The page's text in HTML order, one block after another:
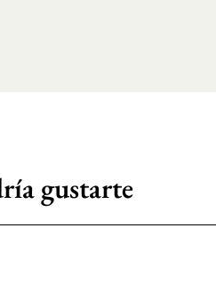
gustarte